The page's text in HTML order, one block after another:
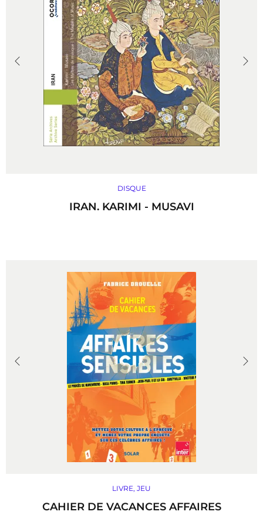
DISQUE
IRAN. KARIMI - MUSAVI
classique), pour une expression intime loin de tout
artifice, en accord parfait avec la flûte ney de
Mohammad Musavi – simple roseau au souffle
immense…
DÉCOUVRIR
LIVRE, JEU
CAHIER DE VACANCES AFFAIRES